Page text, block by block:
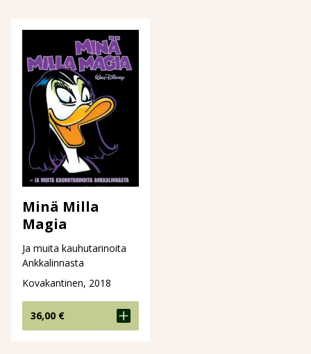
Minä Milla
Magia
Ja muita kauhutarinoita
Ankkalinnasta
Kovakantinen, 2018
36,00 €